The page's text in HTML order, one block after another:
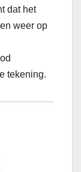
dat het
weer op
tekening.